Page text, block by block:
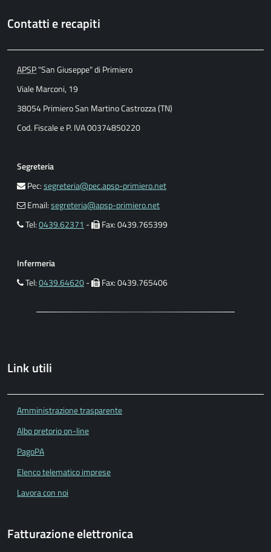
Contatti e recapiti
APSP"San Giuseppe" di Primiero
Viale Marconi, 19
38054 Primiero San Martino Castrozza (TN)
Cod. Fiscale e P. IVA 00374850220
Segreteria
Pec:segreteria@pec.apsp-primiero.net
Email:segreteria@apsp-primiero.net
Tel:0439.62371 - Fax: 0439.765399
Infermeria
Tel:0439.64620- Fax: 0439.765406
Link utili
Amministrazione trasparente
Albo pretorio on-line
PagoPA
Elenco telematico imprese
Lavora con noi
Fatturazione elettronica